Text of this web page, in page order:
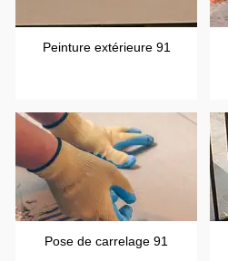
Peinture extérieure 91
Pose de carrelage 91